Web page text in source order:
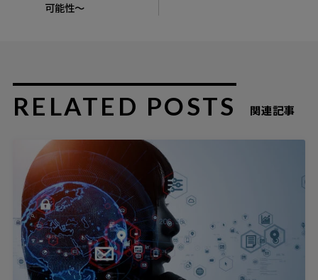
可能性～
RELATED POSTS 関連記事